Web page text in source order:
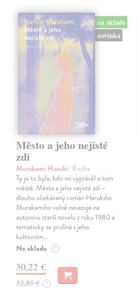
na sklade
novinka
Město a jeho nejisté
zdi
Murakami Haruki | Kniha
Ty jsi to byla, kdo mi vyprávěl o tom
městě. Město a jeho nejisté zdi –
dlouho očekávaný román Harukiho
Murakamiho volně navazuje na
autorovu starší novelu z roku 1980 a
tematicky se prolíná s jeho
kultovním…
Na sklade ?
30,22 €
32,85 € ?